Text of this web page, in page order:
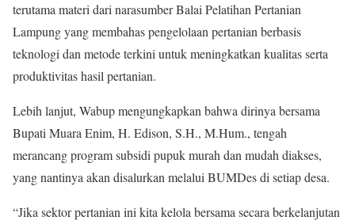
terutama materi dari narasumber Balai Pelatihan Pertanian
Lampung yang membahas pengelolaan pertanian berbasis
teknologi dan metode terkini untuk meningkatkan kualitas serta
produktivitas hasil pertanian.
Lebih lanjut, Wabup mengungkapkan bahwa dirinya bersama
Bupati Muara Enim, H. Edison, S.H., M.Hum., tengah
merancang program subsidi pupuk murah dan mudah diakses,
yang nantinya akan disalurkan melalui BUMDes di setiap desa.
“Jika sektor pertanian ini kita kelola bersama secara berkelanjutan